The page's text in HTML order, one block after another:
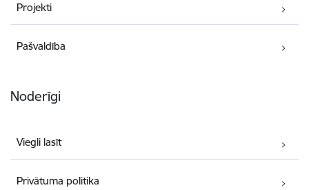
Projekti
Pašvaldība
Noderīgi
Viegli lasīt
Privātuma politika